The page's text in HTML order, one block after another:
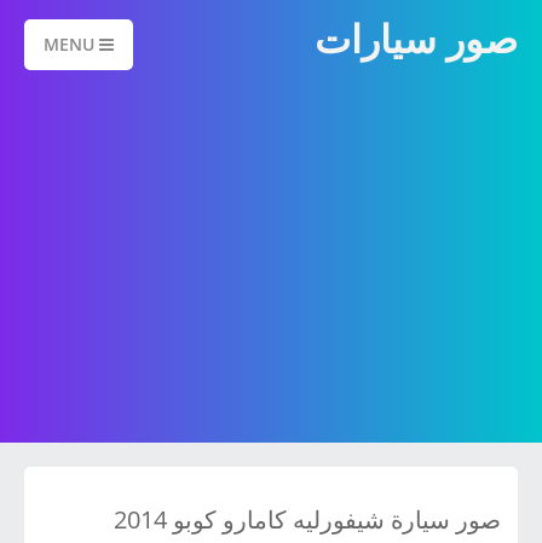
صور سيارات MENU
صور سيارة شيفورليه كامارو كوبو 2014